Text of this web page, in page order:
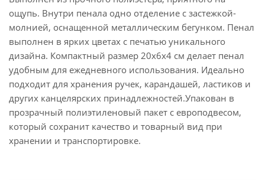
ощупь. Внутри пенала одно отделение с застежкой-
молнией, оснащенной металлическим бегунком. Пенал
выполнен в ярких цветах с печатью уникального
дизайна. Компактный размер 20х6х4 см делает пенал
удобным для ежедневного использования. Идеально
подходит для хранения ручек, карандашей, ластиков и
других канцелярских принадлежностей.Упакован в
прозрачный полиэтиленовый пакет с европодвесом,
который сохранит качество и товарный вид при
хранении и транспортировке.